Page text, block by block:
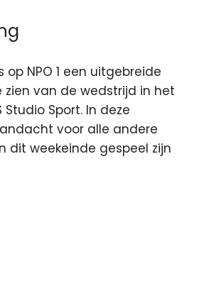
op NPO 1 een uitgebreide
van de wedstrijd in het
Sport. In deze
voor alle andere
dit weekeinde gespeel zijn